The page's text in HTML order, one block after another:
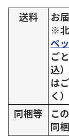
送料
お
※北
ペ
ご
込
は
く）
同梱等
こ
同